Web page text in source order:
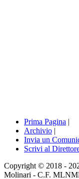
Prima Pagina |
Archivio |
Invia un
Scrivi al
Copyright © 2018 -
Molinari - C.F.